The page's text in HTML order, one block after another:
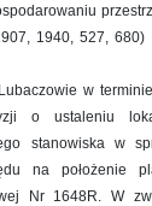
1940, 527, 680)
w
o ustaleniu
stanowiska w
na położenie
Nr 1648R. W